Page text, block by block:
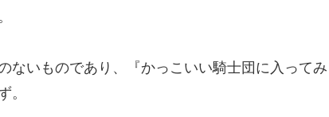
ないものであり、『かっこいい騎士団に入ってみ
。